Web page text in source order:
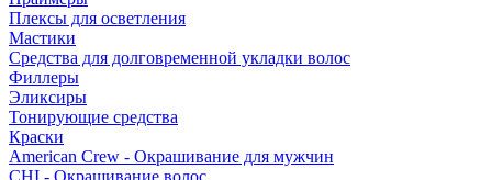
Плексы для осветления
Мастики
Средства для долговременной укладки волос
Филлеры
Эликсиры
Тонирующие средства
Краски
American Crew - Окрашивание для мужчин
CHI - Окрашивание волос